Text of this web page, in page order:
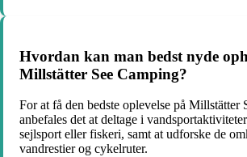
Hvordan kan man bedst nyde
Millstätter See Camping?
For at få den bedste oplevelse på Millstätter
anbefales det at deltage i
sejlsport eller fiskeri, samt at udforske de
vandrestier og cykelruter.